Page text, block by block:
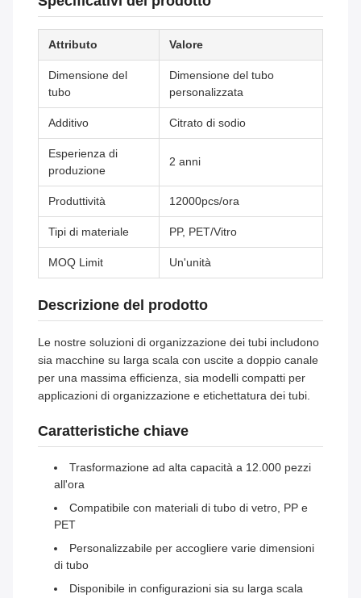
Attributo Valore
Dimensione del
tubo
Dimensione del tubo
personalizzata
Additivo Citrato di sodio
Esperienza di
produzione
2 anni
Produttività 12000pcs/ora
Tipi di materiale PP, PET/Vitro
MOQ Limit Un'unità
Descrizione del prodotto
Le nostre soluzioni di organizzazione dei tubi includono
sia macchine su larga scala con uscite a doppio canale
per una massima efficienza, sia modelli compatti per
applicazioni di organizzazione e etichettatura dei tubi.
Caratteristiche chiave
Trasformazione ad alta capacità a 12.000 pezzi
all'ora
Compatibile con materiali di tubo di vetro, PP e
PET
Personalizzabile per accogliere varie dimensioni
di tubo
Disponibile in configurazioni sia su larga scala